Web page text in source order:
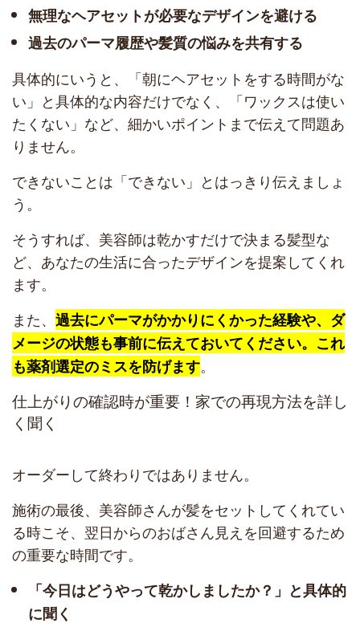
無理なヘアセットが必要なデザインを避ける
過去のパーマ履歴や髪質の悩みを共有する
具体的にいうと、「朝にヘアセットをする時間がな
い」と具体的な内容だけでなく、「ワックスは使い
たくない」など、細かいポイントまで伝えて問題あ
りません。
できないことは「できない」とはっきり伝えましょ
う。
そうすれば、美容師は乾かすだけで決まる髪型な
ど、あなたの生活に合ったデザインを提案してくれ
ます。
また、 過去にパーマがかかりにくかった経験や、ダ
メージの状態も事前に伝えておいてください。これ
も薬剤選定のミスを防げます。
仕上がりの確認時が重要！家での再現方法を詳し
く聞く
オーダーして終わりではありません。
施術の最後、美容師さんが髪をセットしてくれてい
る時こそ、翌日からのおばさん見えを回避するため
の重要な時間です。
「今日はどうやって乾かしましたか？」と具体的
に聞く